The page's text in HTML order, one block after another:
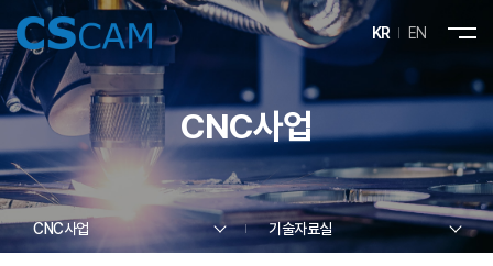
KR EN
CNC사업
CNC사업 기술자료실